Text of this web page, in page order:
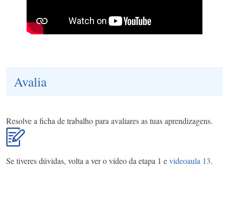
Avalia
Resolve a ficha de trabalho para avaliares as tuas aprendizagens.
Se tiveres dúvidas, volta a ver o vídeo da etapa 1 evideoaula 13.